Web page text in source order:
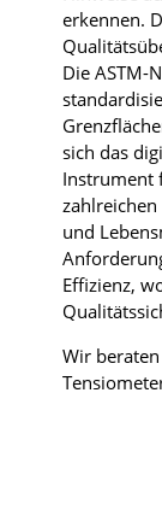
erkennen.
Die ASTM-
sich das
Instrument
und
Effizienz,
Wir